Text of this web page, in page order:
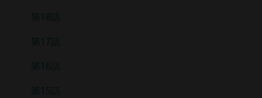
第18話
第17話
第16話
第15話